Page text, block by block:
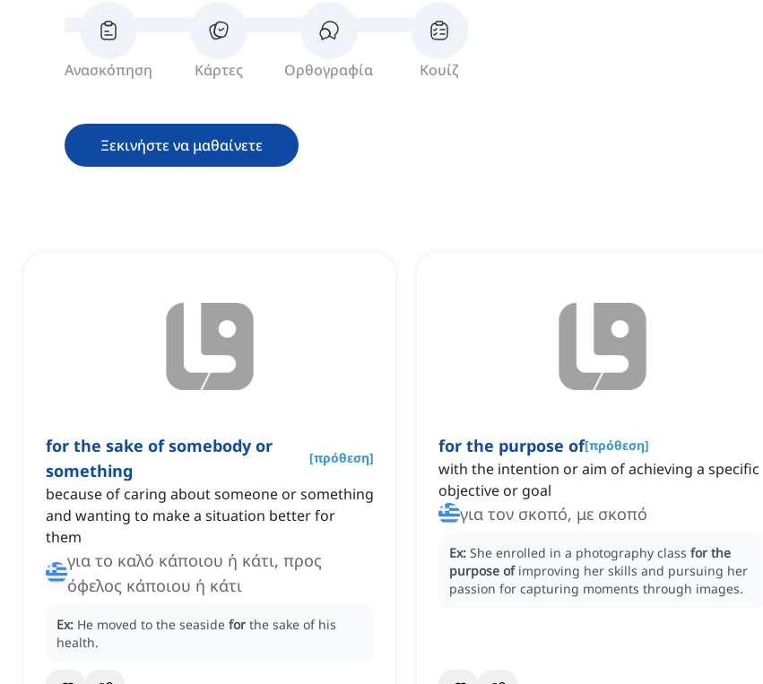
Ανασκόπηση Κάρτες Ορθογραφία Κουίζ
Ξεκινήστε να μαθαίνετε
for the sake of somebody or
something
[πρόθεση]
because of caring about someone or something
and wanting to make a situation better for
them
για το καλό κάποιου ή κάτι, προς
όφελος κάποιου ή κάτι
Ex: He moved to the seaside for the sake of his
health.
for the purpose of[πρόθεση]
with the intention or aim of achieving a specific
objective or goal
για τον σκοπό, με σκοπό
Ex: She enrolled in a photography class for the
purpose of improving her skills and pursuing her
passion for capturing moments through images.